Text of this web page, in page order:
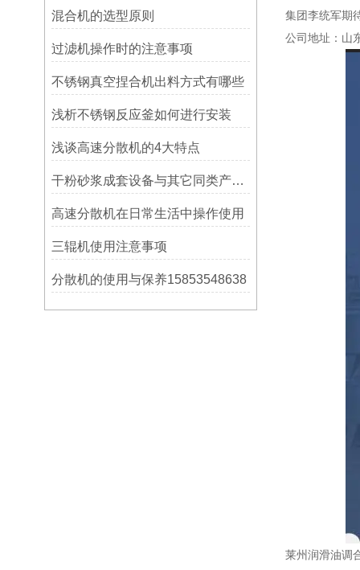
混合机的选型原则
过滤机操作时的注意事项
不锈钢真空捏合机出料方式有哪些
浅析不锈钢反应釜如何进行安装
浅谈高速分散机的4大特点
干粉砂浆成套设备与其它同类产品相比优点是什么
高速分散机在日常生活中操作使用
三辊机使用注意事项
分散机的使用与保养15853548638
集团李统军期
公司地址：山
莱州润滑油调